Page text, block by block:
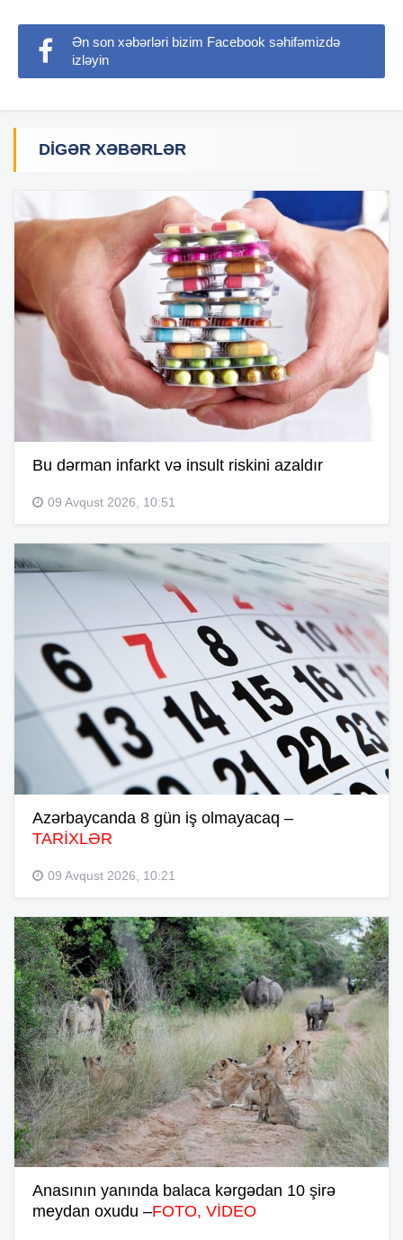
Ən son xəbərləri bizim Facebook səhifəmizdə
izləyin
DIGƏR XƏBƏRLƏR
Bu dərman infarkt və insult riskini azaldır
09 Avqust 2026, 10:51
Azərbaycanda 8 gün iş olmayacaq –
TARİXLƏR
09 Avqust 2026, 10:21
Anasının yanında balaca kərgədan 10 şirə
meydan oxudu –FOTO, VİDEO